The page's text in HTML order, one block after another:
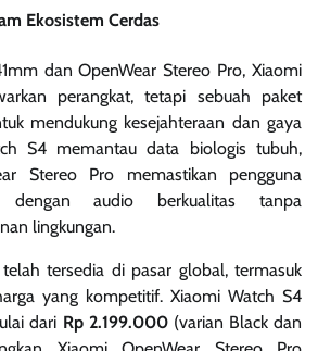
Ekosistem Cerdas
dan OpenWear Stereo Pro, Xiaomi
perangkat, tetapi sebuah paket
mendukung kesejahteraan dan gaya
S4 memantau data biologis tubuh,
Stereo Pro memastikan pengguna
dengan audio berkualitas tanpa
lingkungan.
tersedia di pasar global, termasuk
yang kompetitif. Xiaomi Watch S4
dari Rp 2.199.000(varian Black dan